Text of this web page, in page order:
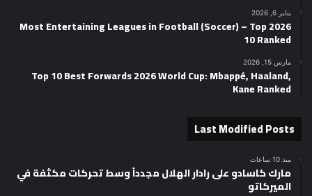
يناير 6, 2026
2026 Most Entertaining Leagues in Football (Soccer) – Top
10 Ranked
مارس 15, 2026
Top 10 Best Forwards 2026 World Cup: Mbappé, Haaland,
Kane Ranked
Last Modified Posts
منذ 10 ساعات
مارك كاسادو على رادار الهلال مجدداً وسط تحركات مكثفة في
الميركاتو